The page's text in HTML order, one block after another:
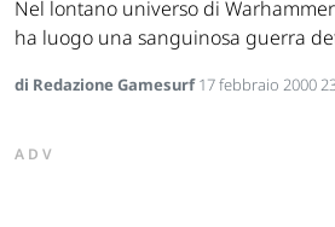
Nel lontano universo di
ha luogo una sanguinosa guerra
di Redazione Gamesurf17 febbraio 2000
ADV